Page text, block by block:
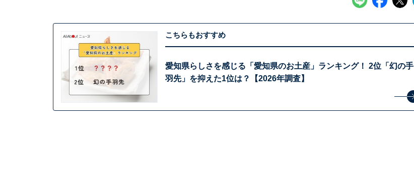
こちらもおすすめ
愛知県らしさを感じる「愛知県のお土産」ランキング！ 2位「幻の手
羽先」を抑えた1位は？【2026年調査】